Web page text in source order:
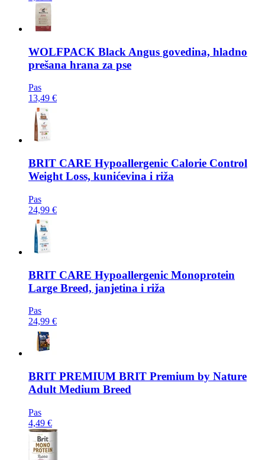
WOLFPACK Black Angus govedina, hladno
prešana hrana za pse
Pas
13,49 €
BRIT CARE Hypoallergenic Calorie Control
Weight Loss, kunićevina i riža
Pas
24,99 €
BRIT CARE Hypoallergenic Monoprotein
Large Breed, janjetina i riža
Pas
24,99 €
BRIT PREMIUM BRIT Premium by Nature
Adult Medium Breed
Pas
4,49 €